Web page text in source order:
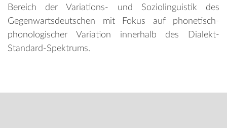
Bereich der Variations- und Soziolinguistik des
Gegenwartsdeutschen mit Fokus auf phonetisch-
phonologischer Variation innerhalb des Dialekt-
Standard-Spektrums.